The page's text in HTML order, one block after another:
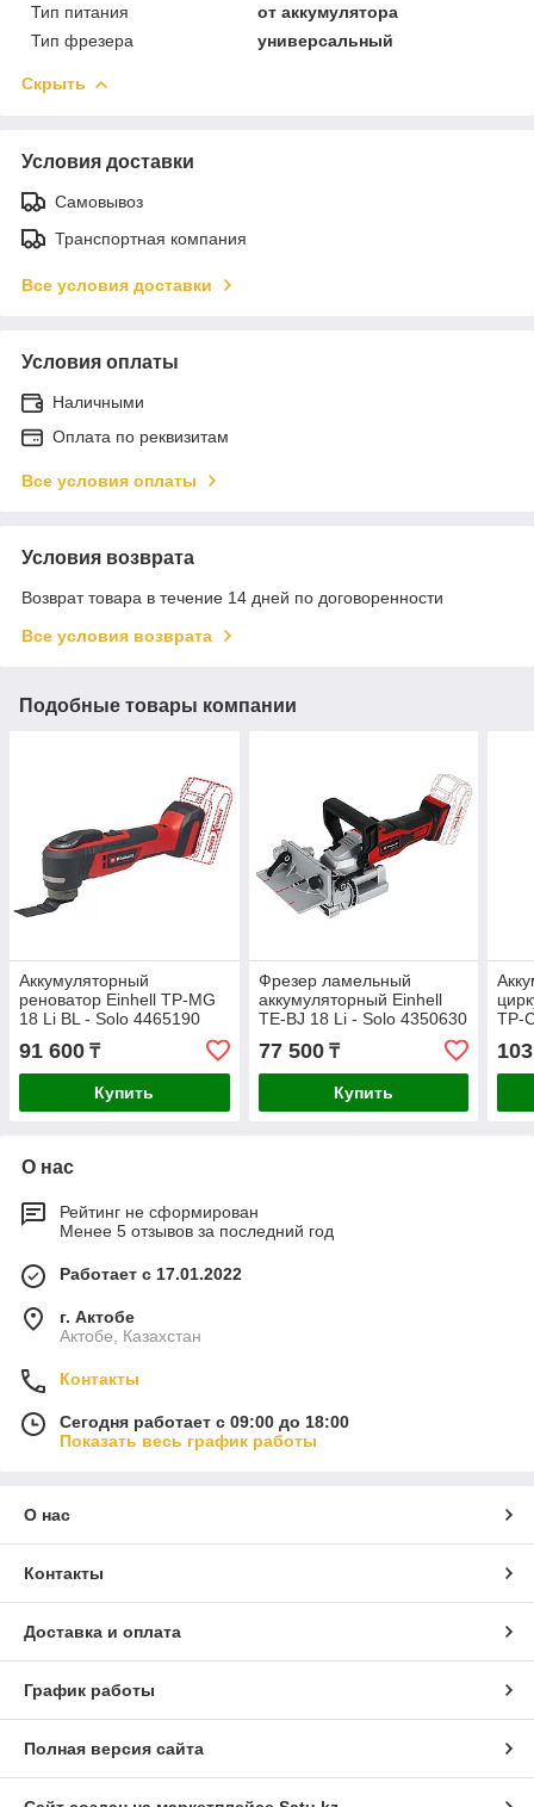
Тип питания
от аккумулятора
Тип фрезера
универсальный
Скрыть
Условия доставки
Самовывоз
Транспортная компания
Все условия доставки
Условия оплаты
Наличными
Оплата по реквизитам
Все условия оплаты
Условия возврата
Возврат товара в течение 14 дней по договоренности
Все условия возврата
Подобные товары компании
Аккумуляторный
реноватор Einhell TP-MG
18 Li BL - Solo 4465190
91 600 ₸
Купить
Фрезер ламельный
аккумуляторный Einhell
TE-BJ 18 Li - Solo 4350630
77 500₸
Купить
TP-
О нас
Рейтинг не сформирован
Менее 5 отзывов за последний год
Работает с 17.01.2022
г. Актобе
Актобе, Казахстан
Контакты
Сегодня работает с 09:00 до 18:00
Показать весь график работы
О нас
Контакты
Доставка и оплата
График работы
Полная версия сайта